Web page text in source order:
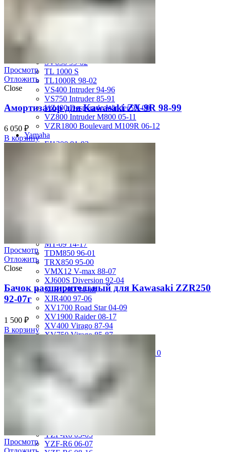
GSX-R750 08-10
GSX-R750 SRAD 96-97
SV650 99-02
TL 1000 S
TL1000R 98-02
VS400 Intruder 94-96
VS750 Intruder 85-91
VZ400 Desperado Winder 99-00
VZ800 Intruder M800 05-11
VZR1800 Boulevard M109R 06-12
Yamaha
FJ1200 91-93
FJR1300 06-12
FZR750 Genesis 87-90
FZS1000 Fazer 01-05
MT-09 14-17
TDM850 96-01
TRX850 95-00
VMX12 V-max 88-07
XJ600S Diversion 92-04
XJR1200 94-98
XJR400 97-06
XV1700 Road Star 04-09
XV1900 Raider 08-17
XV400 Virago 87-94
XV750 Virago 85-87
XVZ1300 Royal Star Venture 01-10
YZF-R1 00-01
YZF-R1 02-03
YZF-R1 09-14
YZF-R6 03-05
YZF-R6 06-07
Просмотр
Отложить
Close
Амортизатор для Kawasaki ZX-9R 98-99
6 050 ₽
В корзину
Просмотр
Отложить
Close
Бачок расширительный для Kawasaki ZZR250
92-07г
1 500 ₽
В корзину
Просмотр